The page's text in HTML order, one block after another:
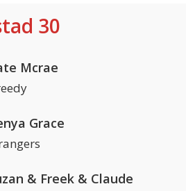
30
Mcrae
Grace
& Freek & Claude